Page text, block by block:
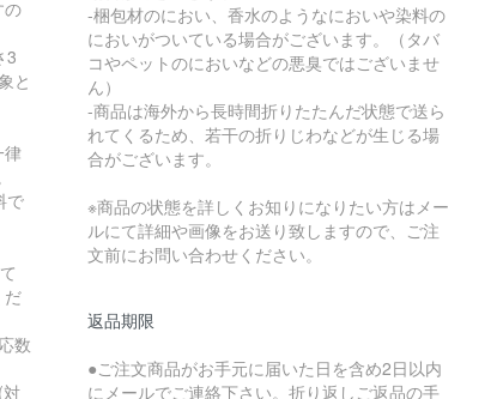
の
3
と
律
で
だ
数
-梱包材のにおい、香水のようなにおいや染料の
においがついている場合がございます。（タバ
コやペットのにおいなどの悪臭ではございませ
ん）
-商品は海外から長時間折りたたんだ状態で送ら
れてくるため、若干の折りじわなどが生じる場
合がございます。
※商品の状態を詳しくお知りになりたい方はメー
ルにて詳細や画像をお送り致しますので、ご注
文前にお問い合わせください。
返品期限
●ご注文商品がお手元に届いた日を含め2日以内
にメールでご連絡下さい。折り返しご返品の手